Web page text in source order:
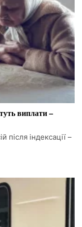
виплати –
після індексації –